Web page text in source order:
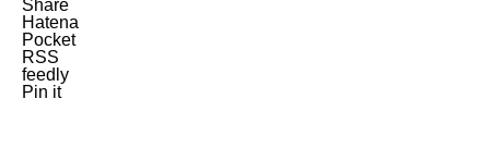
Share
Hatena
Pocket
RSS
feedly
Pin it